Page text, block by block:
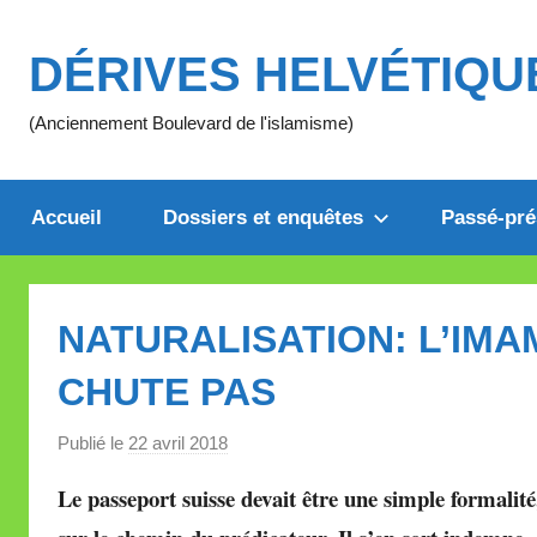
contenu
DÉRIVES
(Anciennement Boulevard de l'islamisme)
Accueil Dossiers et enquêtes Passé-
NATURALISATION:
CHUTE PAS
Publié le 22 avril 2018
r
Le passeport suisse devait être une simple